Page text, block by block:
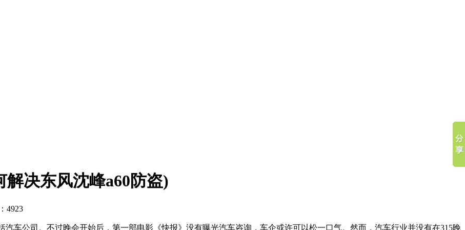
决东风沈峰a60防盗)
4923
汽车公司。不过晚会开始后，第一部电影《快报》没有曝光汽车咨询，车企或许可以松一口气。然而，汽车行业并没有在315晚